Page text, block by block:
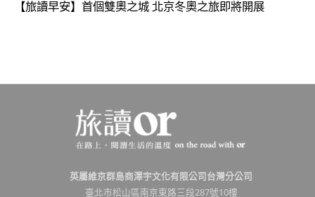
【旅讀早安】首個雙奧之城 北京冬奧之旅即將開展
英屬維京群島商澤宇文化有限公司台灣分公司
臺北市松山區南京東路三段287號10樓